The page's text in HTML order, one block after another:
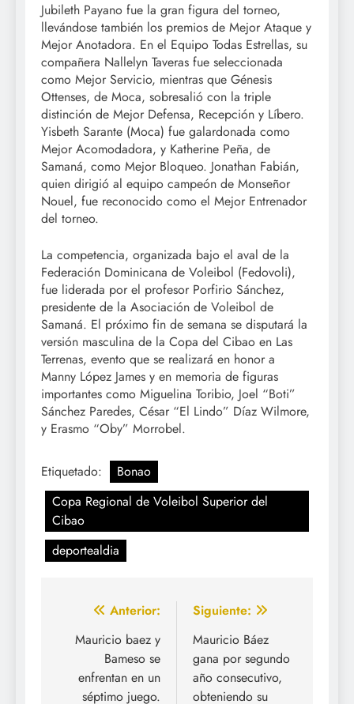
Jubileth Payano fue la gran figura del torneo,
llevándose también los premios de Mejor Ataque y
Mejor Anotadora. En el Equipo Todas Estrellas, su
compañera Nallelyn Taveras fue seleccionada
como Mejor Servicio, mientras que Génesis
Ottenses, de Moca, sobresalió con la triple
distinción de Mejor Defensa, Recepción y Líbero.
Yisbeth Sarante (Moca) fue galardonada como
Mejor Acomodadora, y Katherine Peña, de
Samaná, como Mejor Bloqueo. Jonathan Fabián,
quien dirigió al equipo campeón de Monseñor
Nouel, fue reconocido como el Mejor Entrenador
del torneo.
La competencia, organizada bajo el aval de la
Federación Dominicana de Voleibol (Fedovoli),
fue liderada por el profesor Porfirio Sánchez,
presidente de la Asociación de Voleibol de
Samaná. El próximo fin de semana se disputará la
versión masculina de la Copa del Cibao en Las
Terrenas, evento que se realizará en honor a
Manny López James y en memoria de figuras
importantes como Miguelina Toribio, Joel “Boti”
Sánchez Paredes, César “El Lindo” Díaz Wilmore,
y Erasmo “Oby” Morrobel.
Etiquetado:
Bonao
Copa Regional de Voleibol Superior del
Cibao
deportealdia
Navegación
de
entradas
Anterior:
Mauricio baez y
Bameso se
enfrentan en un
séptimo juego.
Siguiente:
Mauricio Báez
gana por segundo
año consecutivo,
obteniendo su